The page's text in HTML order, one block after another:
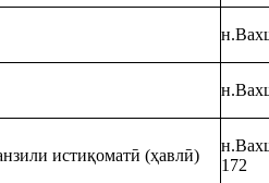
истиқоматӣ (ҳавлӣ)
172